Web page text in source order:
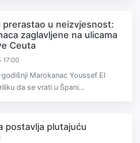
prerastao u neizvjesnost:
zaglavljene na ulicama
Ceuta
17:00
Marokanac Youssef El
da se vrati u Špani...
postavlja plutajuću